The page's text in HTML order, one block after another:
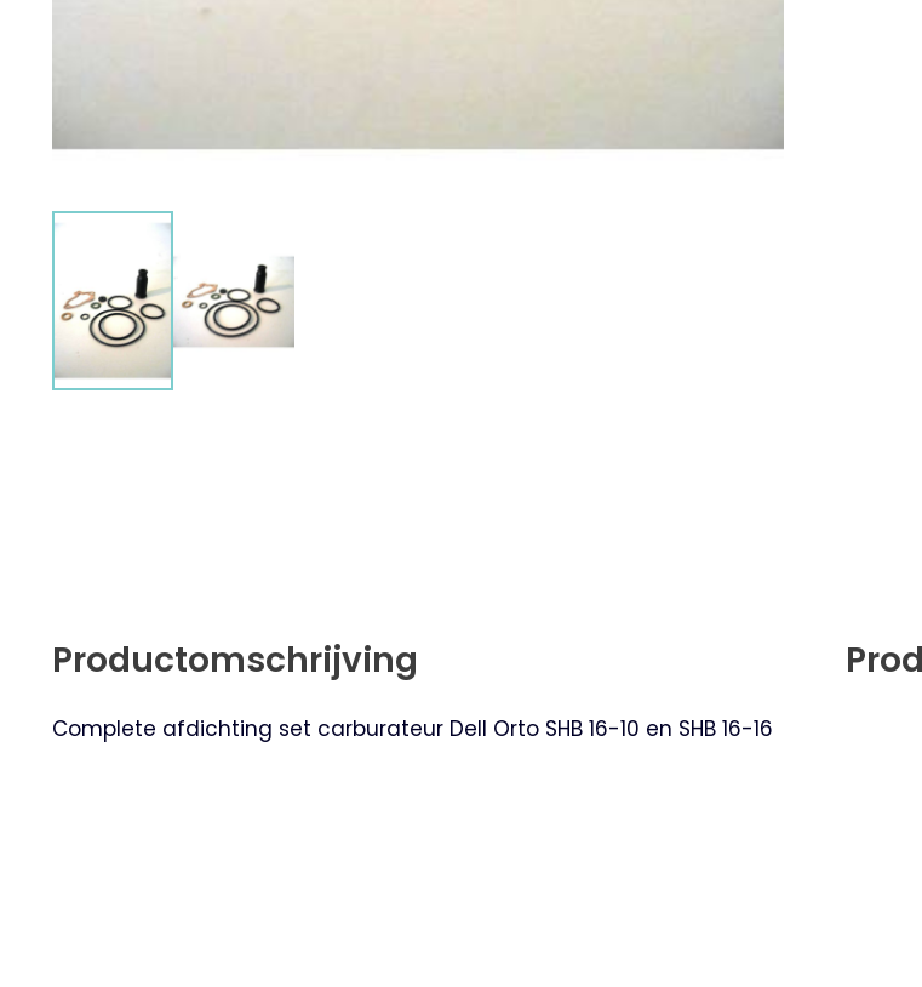
Productomschrijving
Complete afdichting set carburateur Dell Orto SHB 16-10 en SHB 16-16